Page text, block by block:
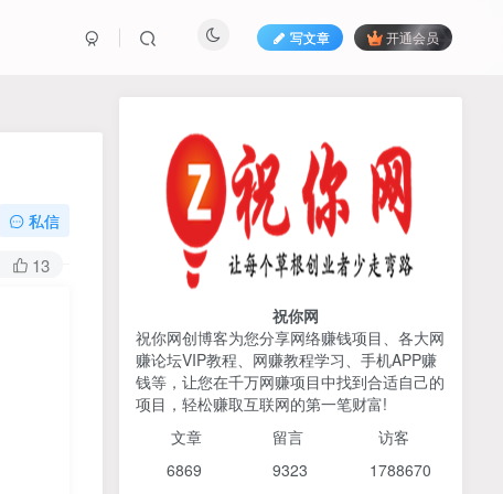
写文章 开通会员
私信
13 425人已阅读
AI编程出海实战课：10分钟速建AI网站
+支付登陆对接，掌握出海全流程
TOP1
宝子哥头部团队短视频带
货，以混剪为主，不需要真
人出镜，不需要拍摄【更新
26年3月】
4个月前 424人已阅读
TOP2
计，把流量转化为留量，设
祝你网
祝你网创博客为您分享网络赚钱项目、各大网
赚论坛VIP教程、网赚教程学习、手机APP赚
钱等，让您在千万网赚项目中找到合适自己的
项目，轻松赚取互联网的第一笔财富!
文章 留言 访客
6869 9323 1788670